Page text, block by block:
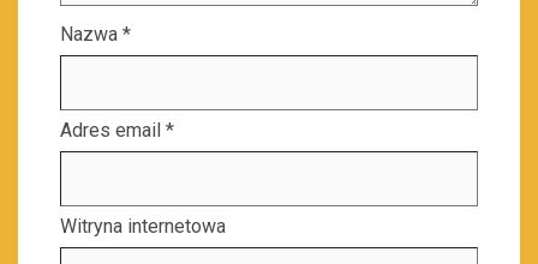
Nazwa *
Adres email *
Witryna internetowa